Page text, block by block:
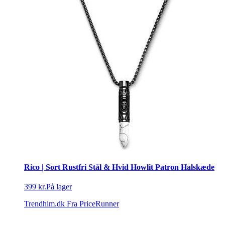
Rico | Sort Rustfri Stål & Hvid Howlit Patron Halskæde
399 kr.På lager
Trendhim.dk Fra PriceRunner